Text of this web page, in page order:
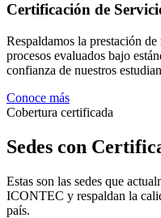
Certificación de
Respaldamos la prestación
procesos evaluados bajo
confianza de nuestros
Conoce más
Cobertura certificada
Sedes con
Estas son las sedes que
ICONTEC y respaldan la
país.